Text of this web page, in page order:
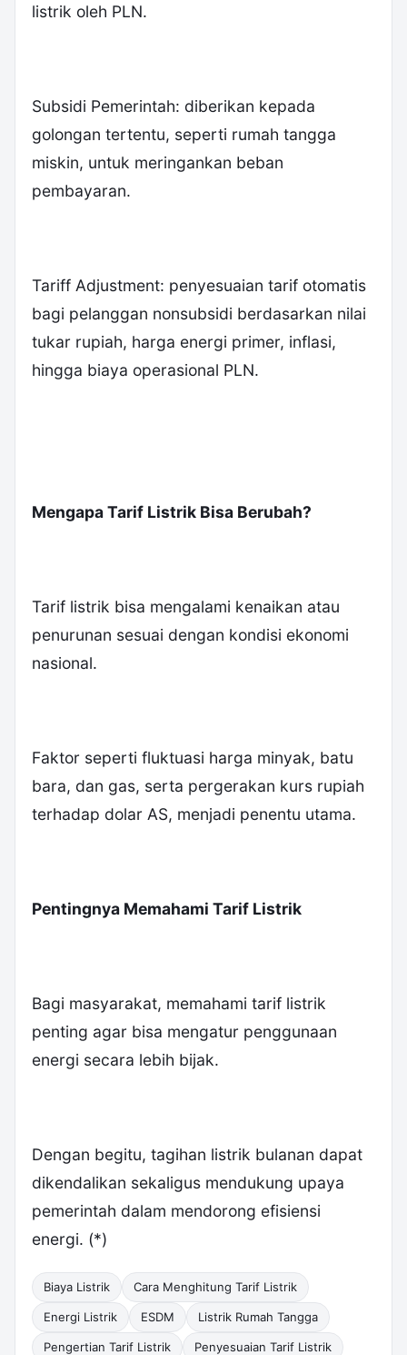
listrik oleh PLN.
Subsidi Pemerintah: diberikan kepada
golongan tertentu, seperti rumah tangga
miskin, untuk meringankan beban
pembayaran.
Tariff Adjustment: penyesuaian tarif otomatis
bagi pelanggan nonsubsidi berdasarkan nilai
tukar rupiah, harga energi primer, inflasi,
hingga biaya operasional PLN.
Mengapa Tarif Listrik Bisa Berubah?
Tarif listrik bisa mengalami kenaikan atau
penurunan sesuai dengan kondisi ekonomi
nasional.
Faktor seperti fluktuasi harga minyak, batu
bara, dan gas, serta pergerakan kurs rupiah
terhadap dolar AS, menjadi penentu utama.
Pentingnya Memahami Tarif Listrik
Bagi masyarakat, memahami tarif listrik
penting agar bisa mengatur penggunaan
energi secara lebih bijak.
Dengan begitu, tagihan listrik bulanan dapat
dikendalikan sekaligus mendukung upaya
pemerintah dalam mendorong efisiensi
energi. (*)
Biaya Listrik Cara Menghitung Tarif Listrik
Energi Listrik ESDM Listrik Rumah Tangga
Pengertian Tarif Listrik Penyesuaian Tarif Listrik